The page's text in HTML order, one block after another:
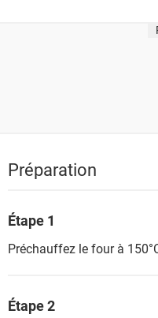
Préparation
Étape 1
Préchauffez le four à
Étape 2